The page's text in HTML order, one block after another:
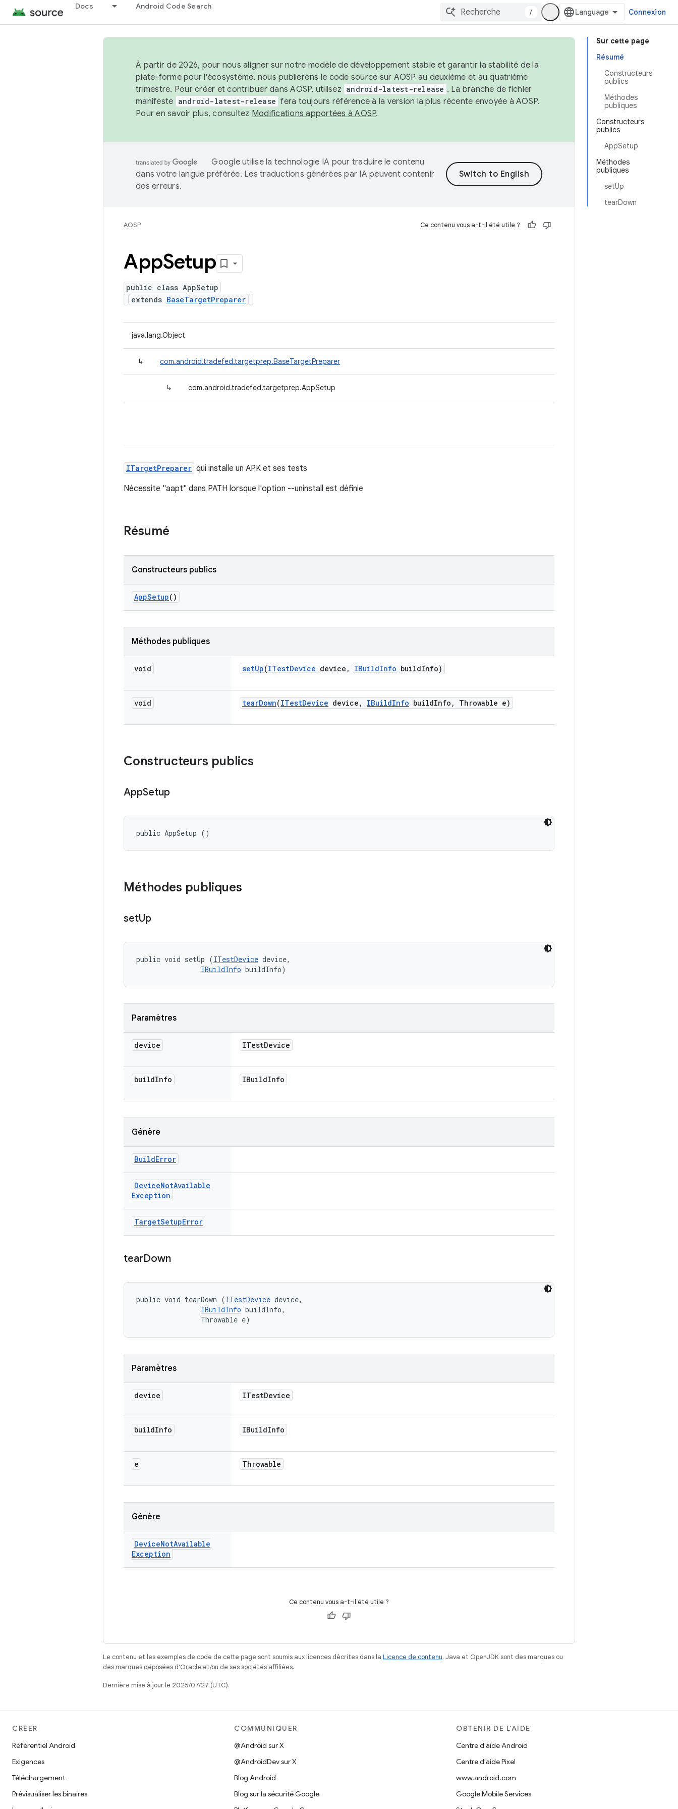
Docs Android Code Search
/ Connexion
Sur cette page
Résumé
Constructeurs
publics
Méthodes
publiques
Constructeurs
publics
AppSetup
Méthodes
publiques
setUp
tearDown
À partir de 2026, pour nous aligner sur notre modèle de développement stable et garantir la stabilité de la
plate-forme pour l'écosystème, nous publierons le code source sur AOSP au deuxième et au quatrième
trimestre. Pour créer et contribuer dans AOSP, utilisez android-latest-release . La branche de fichier
manifeste android-latest-release fera toujours référence à la version la plus récente envoyée à AOSP.
Pour en savoir plus, consultez Modifications apportées à AOSP.
Google utilise la technologie IA pour traduire le contenu
dans votre langue préférée. Les traductions générées par IA peuvent contenir
des erreurs.
AOSP Ce contenu vous a-t-il été utile ?
AppSetup
public class AppSetup
extends BaseTargetPreparer
java.lang.Object
↳ com.android.tradefed.targetprep.BaseTargetPreparer
↳ com.android.tradefed.targetprep.AppSetup
ITargetPreparer qui installe un APK et ses tests
Nécessite "aapt" dans PATH lorsque l'option --uninstall est définie
Résumé
Constructeurs publics
AppSetup()
Méthodes publiques
void setUp(ITestDevice device , IBuildInfo buildInfo)
void tearDown(ITestDevice device , IBuildInfo buildInfo , Throwable e)
Constructeurs publics
AppSetup
public AppSetup ()
Méthodes publiques
setUp
public void setUp (ITestDevice device,
IBuildInfo buildInfo)
Paramètres
device ITestDevice
buildInfo IBuildInfo
Génère
BuildError
DeviceNotAvailable
Exception
TargetSetupError
tearDown
public void tearDown (ITestDevice device,
IBuildInfo buildInfo,
                Throwable e)
Paramètres
device ITestDevice
buildInfo IBuildInfo
e Throwable
Génère
DeviceNotAvailable
Exception
Ce contenu vous a-t-il été utile ?
Le contenu et les exemples de code de cette page sont soumis aux licences décrites dans la Licence de contenu. Java et OpenJDK sont des marques ou
des marques déposées d'Oracle et/ou de ses sociétés affiliées.
Dernière mise à jour le 2025/07/27 (UTC).
CRÉER
Référentiel Android
Exigences
Téléchargement
Prévisualiser les binaires
COMMUNIQUER
@Android sur X
@AndroidDev sur X
Blog Android
Blog sur la sécurité Google
OBTENIR DE L'AIDE
Centre d'aide Android
Centre d'aide Pixel
www.android.com
Google Mobile Services